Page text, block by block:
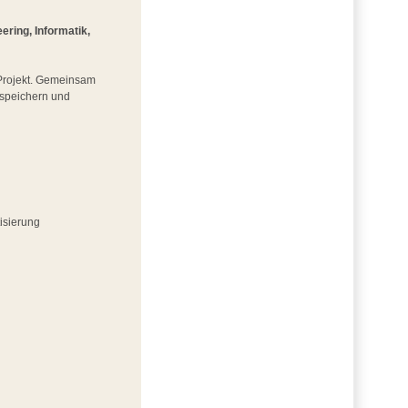
Informatik,
Gemeinsam
und